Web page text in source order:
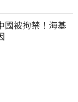
國被拘禁！海基